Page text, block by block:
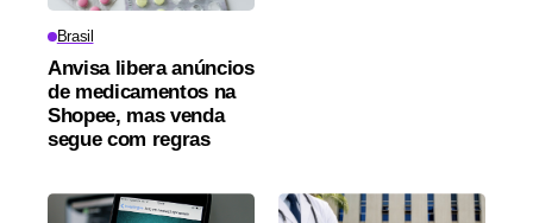
Brasil
Anvisa libera anúncios
de medicamentos na
Shopee, mas venda
segue com regras